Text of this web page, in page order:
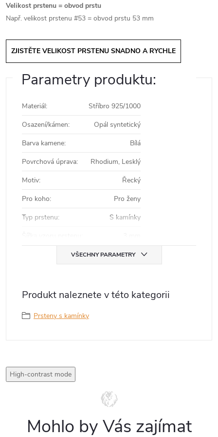
Velikost prstenu = obvod prstu
Např. velikost prstenu #53 = obvod prstu 53 mm
ZJISTĚTE VELIKOST PRSTENU SNADNO A RYCHLE
Parametry produktu:
Materiál:
Stříbro 925/1000
Osazení/kámen:
Opál syntetický
Barva kamene:
Bílá
Povrchová úprava:
Rhodium, Lesklý
Motiv:
Řecký
Pro koho:
Pro ženy
Typ prstenu:
S kamínky
VŠECHNY PARAMETRY
Produkt naleznete v této kategorii
Prsteny s kamínky
High-contrast mode
Mohlo by Vás zajímat